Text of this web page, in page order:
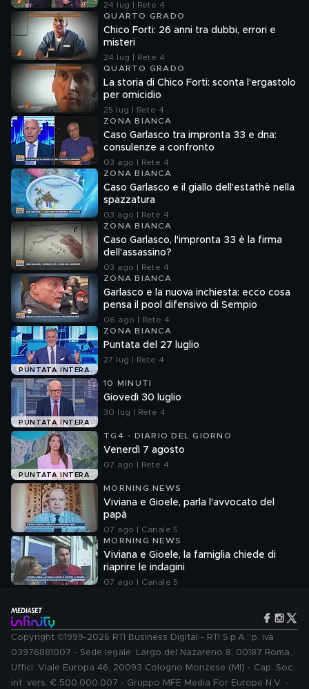
24 lug | Rete 4
QUARTO GRADO
Chico Forti: 26 anni tra dubbi, errori e
misteri
24 lug | Rete 4
QUARTO GRADO
La storia di Chico Forti: sconta l'ergastolo
per omicidio
25 lug | Rete 4
ZONA BIANCA
Caso Garlasco tra impronta 33 e dna:
consulenze a confronto
03 ago | Rete 4
ZONA BIANCA
Caso Garlasco e il giallo dell'estathè nella
spazzatura
03 ago | Rete 4
ZONA BIANCA
Caso Garlasco, l'impronta 33 è la firma
dell'assassino?
03 ago | Rete 4
ZONA BIANCA
Garlasco e la nuova inchiesta: ecco cosa
pensa il pool difensivo di Sempio
06 ago | Rete 4
PUNTATA INTERA
ZONA BIANCA
Puntata del 27 luglio
27 lug | Rete 4
PUNTATA INTERA
10 MINUTI
Giovedì 30 luglio
30 lug | Rete 4
PUNTATA INTERA
TG4 - DIARIO DEL GIORNO
Venerdì 7 agosto
07 ago | Rete 4
MORNING NEWS
Viviana e Gioele, parla l'avvocato del
papà
07 ago | Canale 5
MORNING NEWS
Viviana e Gioele, la famiglia chiede di
riaprire le indagini
07 ago | Canale 5
Copyright ©1999-2026 RTI Business Digital - RTI S.p.A.: p. iva
03976881007 - Sede legale: Largo del Nazareno 8, 00187 Roma.
Uffici: Viale Europa 46, 20093 Cologno Monzese (MI) - Cap. Soc.
int. vers. € 500.000.007 - Gruppo MFE Media For Europe N.V. -